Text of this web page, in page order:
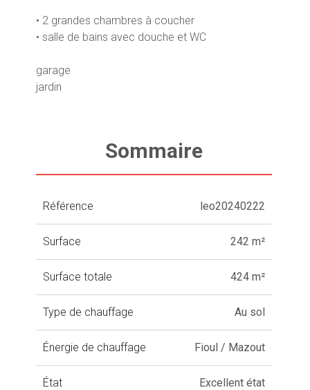
• 2 grandes chambres à coucher
• salle de bains avec douche et WC
garage
jardin
Sommaire
Référence leo20240222
Surface 242 m²
Surface totale 424 m²
Type de chauffage Au sol
Énergie de chauffage Fioul / Mazout
État Excellent état